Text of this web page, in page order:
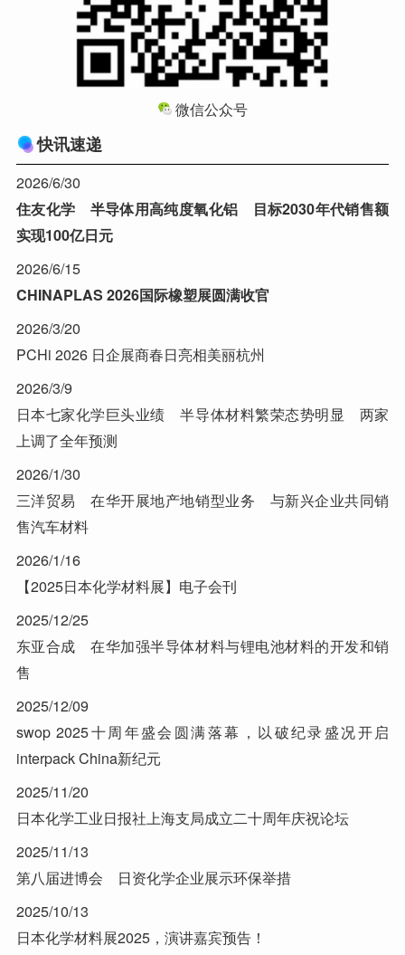
微信公众号
快讯速递
2026/6/30
住友化学 半导体用高纯度氧化铝 目标2030年代销售额
实现100亿日元
2026/6/15
CHINAPLAS 2026国际橡塑展圆满收官
2026/3/20
PCHi 2026 日企展商春日亮相美丽杭州
2026/3/9
日本七家化学巨头业绩 半导体材料繁荣态势明显 两家
上调了全年预测
2026/1/30
三洋贸易 在华开展地产地销型业务 与新兴企业共同销
售汽车材料
2026/1/16
【2025日本化学材料展】电子会刊
2025/12/25
东亚合成 在华加强半导体材料与锂电池材料的开发和销
售
2025/12/09
swop 2025十周年盛会圆满落幕，以破纪录盛况开启
interpack China新纪元
2025/11/20
日本化学工业日报社上海支局成立二十周年庆祝论坛
2025/11/13
第八届进博会 日资化学企业展示环保举措
2025/10/13
日本化学材料展2025，演讲嘉宾预告！